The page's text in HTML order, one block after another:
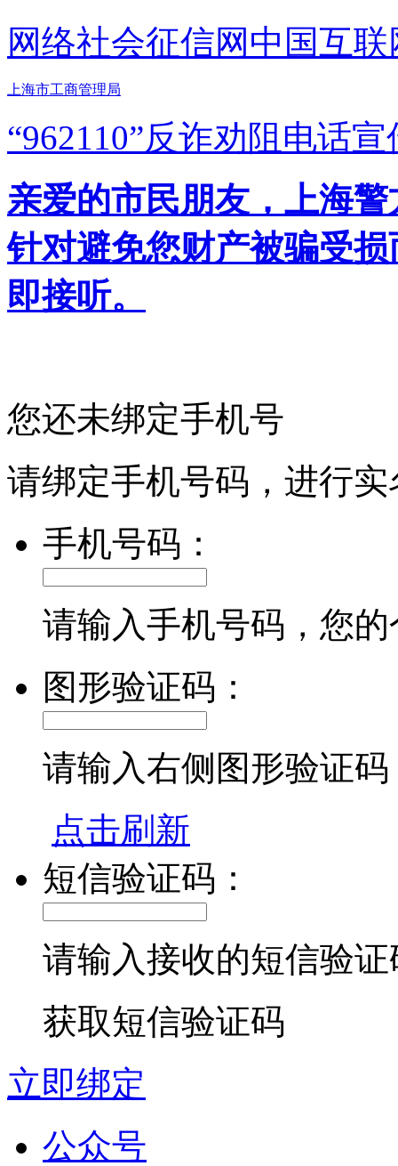
网络社会征信网 中国互
上海市工商管理局
“962110”反诈劝阻电话宣
亲爱的市民朋友，上海
针对避免您财产被骗受
即接听。
您还未绑定手机号
请绑定手机号码，进行
手机号码：
请输入手机号码，您
图形验证码：
请输入右侧图形验证码
点击刷新
短信验证码：
请输入接收的短信验证
获取短信验证码
立即绑定
公众号